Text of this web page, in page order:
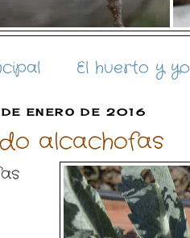
El huerto y yo
ENERO DE 2016
alcachofas